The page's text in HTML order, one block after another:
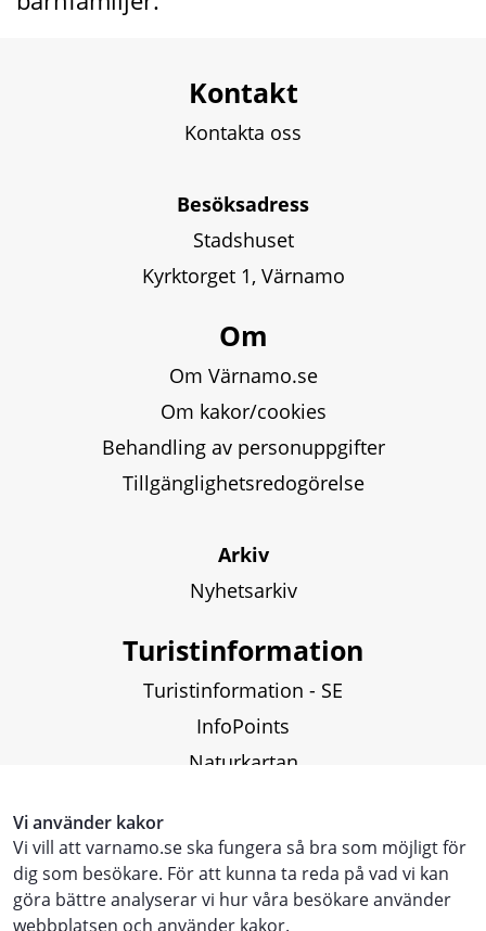
Vi använder kakor
Vi vill att varnamo.se ska fungera så bra som möjligt för
dig som besökare. För att kunna ta reda på vad vi kan
göra bättre analyserar vi hur våra besökare använder
webbplatsen och använder kakor.
Kontakt
Kontakta oss
Besöksadress
Stadshuset
Kyrktorget 1, Värnamo
Om
Om Värnamo.se
Om kakor/cookies
Behandling av personuppgifter
Tillgänglighetsredogörelse
Arkiv
Nyhetsarkiv
Turistinformation
Turistinformation - SE
InfoPoints
Naturkartan
Touristinformation - ENG
Touristen Information - DE